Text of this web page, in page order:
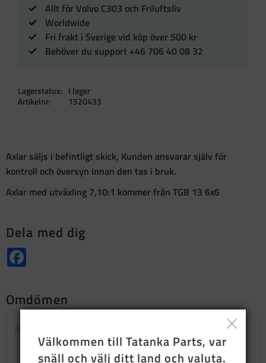
Allt för Volvo C303 och Friluftsliv
Worldwide
Fri frakt i Sverige vid köp över 500 kr
Behöver du support +46 706 40 08 32
Lagerstatus
I lager
Artikelnr
1520433
Axlar säljs i befintligt skick, Kunden ansvarar själv för
kontroll och översyn innan den tas i bruk.
Axlar med utväxling 7,10:1 kommer från TGB 13 6x6
Dela med dig
Omdömen
Välkommen till Tatanka Parts, var
snäll och välj ditt land och valuta.